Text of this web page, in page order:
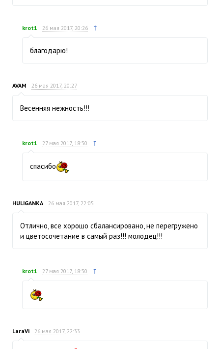
krot1 26 мая 2017, 20:26 ↑
благодарю!
AVAM 26 мая 2017, 20:27
Весенняя нежность!!!
krot1 27 мая 2017, 18:30 ↑
спасибо
HULIGANKA 26 мая 2017, 22:05
Отлично, все хорошо сбалансировано, не перегружено
и цветосочетание в самый раз!!! молодец!!!
krot1 27 мая 2017, 18:30 ↑
LaraVi 26 мая 2017, 22:33